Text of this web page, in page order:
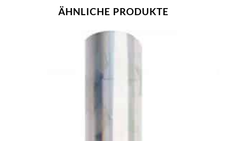
ÄHNLICHE PRODUKTE